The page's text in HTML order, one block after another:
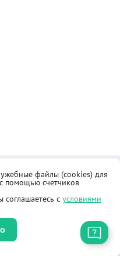
приёмная
товаров
файлы (cookies) для
помощью счетчиков
соглашаетесь с условиями